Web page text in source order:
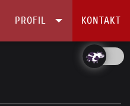
PROFIL KONTAKT